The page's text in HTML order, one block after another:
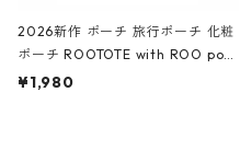
2026新作 ポーチ 旅行ポーチ 化粧
ポーチ ROOTOTE with ROO pou
ch 3532 ルートート WR.ポーチ.ラ
¥1,980